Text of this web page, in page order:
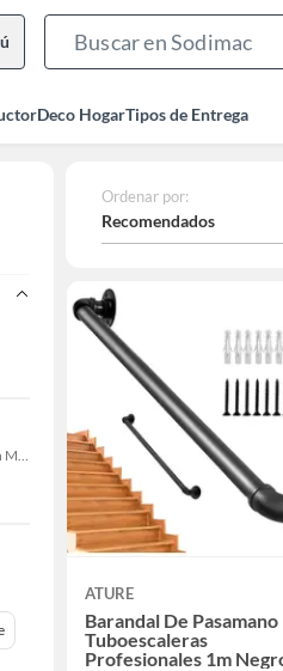
Deco HogarTipos de Entrega
Sodimac Cerrillos, Sodimac Maipú, Sodimac San Miguel, Sodimac El Bosque, Sodimac San Bernardo, Constructor Cantagallo, Sodimac Talagante, Sodimac San Fernando
Ordenar por:
Recomendados
ATURE
Barandal De Pasamano
Tuboescaleras
Profesionales 1m